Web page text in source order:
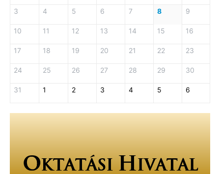
3 4 5 6 7 8 9
10 11 12 13 14 15 16
17 18 19 20 21 22 23
24 25 26 27 28 29 30
31 1 2 3 4 5 6